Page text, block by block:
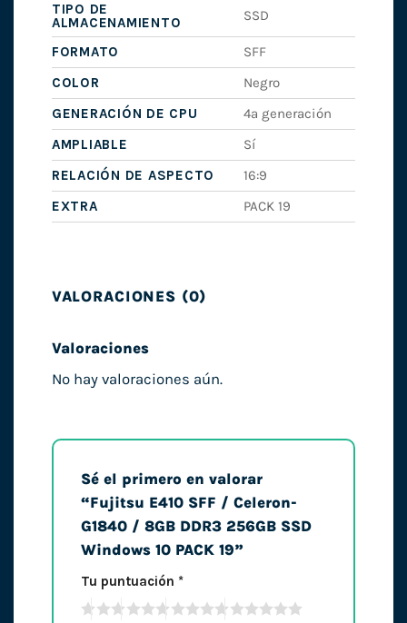
TIPO DE
ALMACENAMIENTO
SSD
FORMATO
SFF
COLOR
Negro
GENERACIÓN DE CPU
4ª generación
AMPLIABLE
Sí
RELACIÓN DE ASPECTO
16:9
EXTRA
PACK 19
VALORACIONES (0)
Valoraciones
No hay valoraciones aún.
Sé el primero en valorar
“Fujitsu E410 SFF / Celeron-
G1840 / 8GB DDR3 256GB SSD
Windows 10 PACK 19”
Tu puntuación *